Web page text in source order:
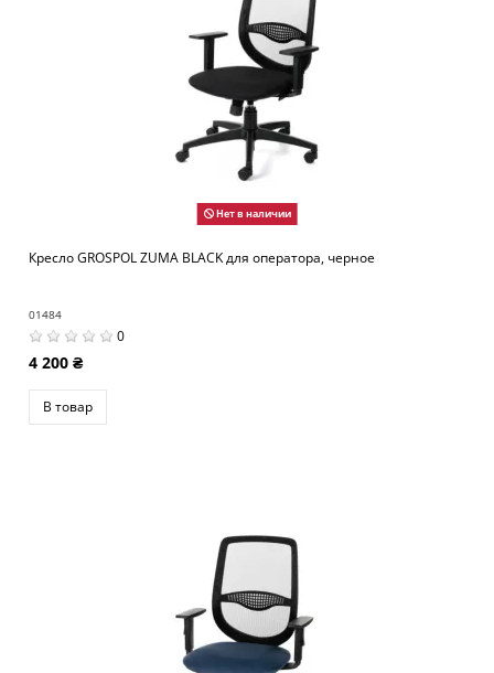
Нет в наличии
Кресло GROSPOL ZUMA BLACK для оператора, черное
01484
0
4 200 ₴
В товар